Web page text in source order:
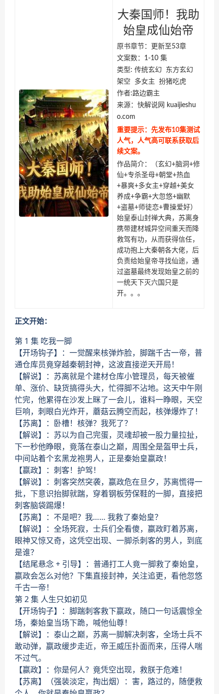
大秦国师！我助
始皇成仙始帝
原书章节：更新至53章
文案数：1-10 集
类型: 传统玄幻 东方玄幻
架空 多女主 扮猪吃虎
作者:路边霸主
来源：快解说网 kuaijieshu
o.com
重要提示：先发布10集测试
人气，人气高可联系获取后
续文案。
作品简介：（玄幻+脑洞+修
仙+专杀圣母+朝堂+热血
+暴爽+多女主+穿越+美女
养成+争霸+大忽悠+幽默
+盗墓+师徒恋+曹操爱好）
始皇泰山封禅大典，苏离身
携带建材城异空间重天而降
救驾有功，从而获得信任，
成功抱上大秦朝各大佬，后
负责给始皇帝寻找仙途，通
过盗墓最终发现始皇之前的
一统天下灭六国只是
开。。。
正文开始：
第 1 集 吃我一脚
【开场钩子】：一觉醒来核弹炸脸，脚踹千古一帝，普
通仓库员竟穿越秦朝封神，这波直接逆天开局！
【解说】：苏离就是个建材仓库小管理员，每天被催
单、涨价、缺货搞得头大，忙得脚不沾地。这天中午刚
忙完，他累得在沙发上眯了一会儿，谁料一睁眼，天空
巨响，刺眼白光炸开，蘑菇云腾空而起，核弹爆炸了！
【苏离】：卧槽！核弹？我死了？
【解说】：苏以为自己完蛋，灵魂却被一股力量拉扯，
下一秒他睁眼，竟落在泰山之巅，周围全是盔甲士兵，
中间站着个玄黑龙袍男人，正是秦始皇嬴政！
【嬴政】：刺客！护驾！
【解说】：刺客突然突袭，嬴政危在旦夕，苏离慌得一
批，下意识抬脚就踹，穿着钢板劳保鞋的一脚，直接把
刺客脑袋踢爆！
【苏离】：不是吧？我…… 我救了秦始皇？
【解说】：全场死寂，士兵们全看傻，嬴政盯着苏离，
眼神又惊又奇，这凭空出现、一脚杀刺客的男人，到底
是谁？
【结尾悬念 + 引导】：普通打工人竟一脚救了秦始皇，
嬴政会怎么对他？下集直接封神，关注追更，看他忽悠
千古一帝！
第 2 集 人生只如初见
【开场钩子】：脚踹刺客救下嬴政，随口一句话震惊全
场，秦始皇当场下跪，喊他仙尊！
【解说】：泰山之巅，苏离一脚解决刺客，全场士兵不
敢动弹，嬴政缓步走近，帝王威压扑面而来，压得人喘
不过气。
【嬴政】：你是何人？竟凭空出现，救朕于危难！
【苏离】（强装淡定，掏出烟）：害，路过的，随便救